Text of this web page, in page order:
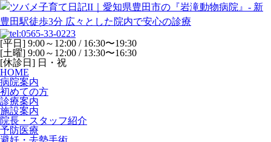
[平日] 9:00～12:00 / 16:30〜19:30
[土曜] 9:00～12:00 / 13:30〜16:30
[休診日] 日・祝
HOME
病院案内
初めての方
診療案内
施設案内
院長・スタッフ紹介
予防医療
避妊・去勢手術